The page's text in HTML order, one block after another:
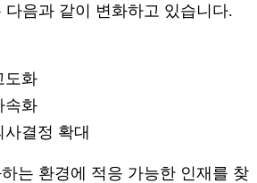
다음과 같이 변화하고 있습니다.
도화
속화
결정 확대
는 환경에 적응 가능한 인재를 찾